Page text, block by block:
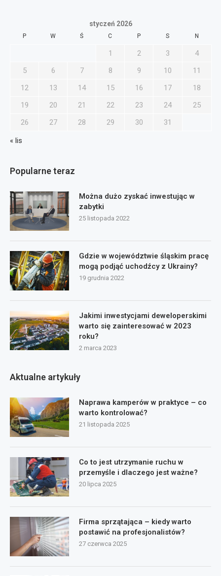
Popularne teraz
Można dużo zyskać inwestując w
zabytki
25 listopada 2022
Gdzie w województwie śląskim pracę
mogą podjąć uchodźcy z Ukrainy?
19 grudnia 2022
Jakimi inwestycjami deweloperskimi
warto się zainteresować w 2023
roku?
2 marca 2023
Aktualne artykuły
Naprawa kamperów w praktyce – co
warto kontrolować?
21 listopada 2025
Co to jest utrzymanie ruchu w
przemyśle i dlaczego jest ważne?
20 lipca 2025
Firma sprzątająca – kiedy warto
postawić na profesjonalistów?
27 czerwca 2025
styczeń 2026
P W Ś C P S N
1 2 3
4
5
6 7 8 9 10
11
12
13 14 15 16 17
18
19
20 21 22 23 24
25
26
27 28 29 30 31
« lis